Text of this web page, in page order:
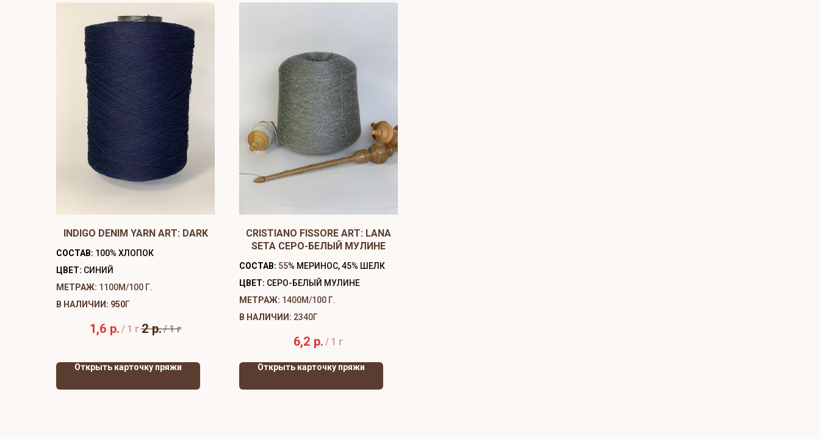
INDIGO DENIM YARN ART: DARK
СОСТАВ: 100% ХЛОПОК
ЦВЕТ: СИНИЙ
МЕТРАЖ: 1100М/100 Г.
В НАЛИЧИИ: 950Г
1,6 р. / 1 г2 р./1 г
Открыть карточку пряжи
CRISTIANO FISSORE ART: LANA
SETA СЕРО-БЕЛЫЙ МУЛИНЕ
СОСТАВ: 55% МЕРИНОС, 45% ШЕЛК
ЦВЕТ: СЕРО-БЕЛЫЙ МУЛИНЕ
МЕТРАЖ: 1400М/100 Г.
В НАЛИЧИИ: 2340Г
6,2 р. / 1 г
Открыть карточку пряжи